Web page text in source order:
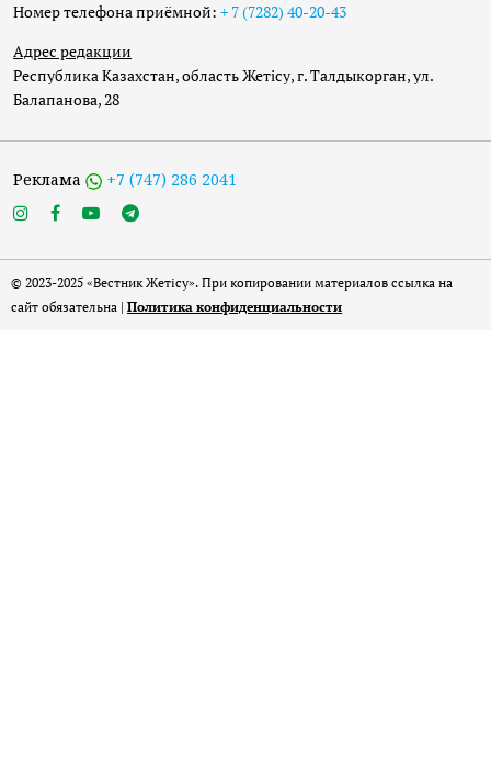
Номер телефона приёмной: + 7 (7282) 40-20-43
Адрес редакции
Республика Казахстан, область Жетісу, г. Талдыкорган, ул.
Балапанова, 28
Реклама +7 (747) 286 2041
© 2023-2025 «Вестник Жетісу». При копировании материалов ссылка на
сайт обязательна | Политика конфиденциальности